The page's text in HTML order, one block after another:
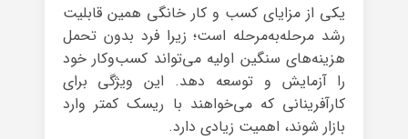
یکی از مزایای کسب و کار خانگی همین قابلیت
رشد مرحله‌به‌مرحله است؛ زیرا فرد بدون تحمل
هزینه‌های سنگین اولیه می‌تواند کسب‌وکار خود
را آزمایش و توسعه دهد. این ویژگی برای
کارآفرینانی که می‌خواهند با ریسک کمتر وارد
بازار شوند، اهمیت زیادی دارد.